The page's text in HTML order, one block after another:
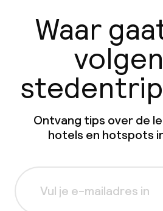
Waar
Ontvang tips over de
hotels en hotspots